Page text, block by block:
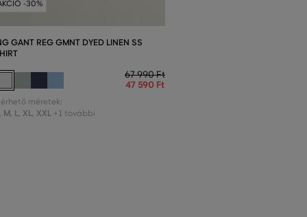
-30%
GANT REG GMNT DYED LINEN SS
67 990 Ft
47 590 Ft
méretek:
, M, L, XL, XXL +1 további